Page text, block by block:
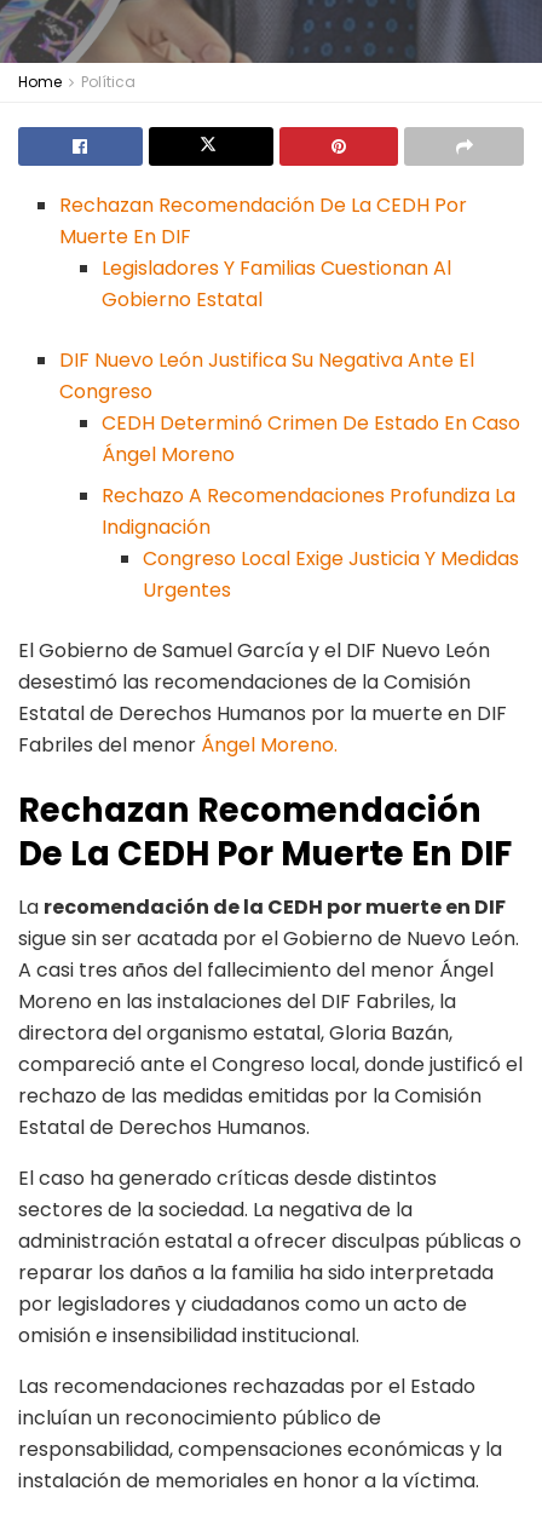
Home Política
Rechazan Recomendación De La CEDH Por
Muerte En DIF
Legisladores Y Familias Cuestionan Al
Gobierno Estatal
DIF Nuevo León Justifica Su Negativa Ante El
Congreso
CEDH Determinó Crimen De Estado En Caso
Ángel Moreno
Rechazo A Recomendaciones Profundiza La
Indignación
Congreso Local Exige Justicia Y Medidas
Urgentes
El Gobierno de Samuel García y el DIF Nuevo León
desestimó las recomendaciones de la Comisión
Estatal de Derechos Humanos por la muerte en DIF
Fabriles del menor Ángel Moreno.
Rechazan Recomendación
De La CEDH Por Muerte En DIF
La recomendación de la CEDH por muerte en DIF
sigue sin ser acatada por el Gobierno de Nuevo León.
A casi tres años del fallecimiento del menor Ángel
Moreno en las instalaciones del DIF Fabriles, la
directora del organismo estatal, Gloria Bazán,
compareció ante el Congreso local, donde justificó el
rechazo de las medidas emitidas por la Comisión
Estatal de Derechos Humanos.
El caso ha generado críticas desde distintos
sectores de la sociedad. La negativa de la
administración estatal a ofrecer disculpas públicas o
reparar los daños a la familia ha sido interpretada
por legisladores y ciudadanos como un acto de
omisión e insensibilidad institucional.
Las recomendaciones rechazadas por el Estado
incluían un reconocimiento público de
responsabilidad, compensaciones económicas y la
instalación de memoriales en honor a la víctima.